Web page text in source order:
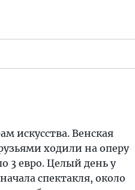
искусства. Венская
ходили на оперу
3 евро. Целый день у
спектакля, около